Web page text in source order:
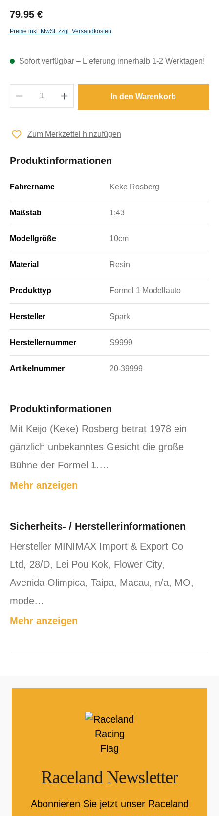
79,95 €
Preise inkl. MwSt. zzgl. Versandkosten
Sofort verfügbar – Lieferung innerhalb 1-2 Werktagen!
Produkt Anzahl: Gib den gewünschten
In den Warenkorb
Zum Merkzettel hinzufügen
Produktinformationen
Fahrername Keke Rosberg
Maßstab 1:43
Modellgröße 10cm
Material Resin
Produkttyp Formel 1 Modellauto
Hersteller Spark
Herstellernummer S9999
Artikelnummer 20-39999
Produktinformationen
Mit Keijo (Keke) Rosberg betrat 1978 ein
gänzlich unbekanntes Gesicht die große
Bühne der Formel 1.…
Mehr anzeigen
Sicherheits- / Herstellerinformationen
Hersteller MINIMAX Import & Export Co
Ltd, 28/D, Lei Pou Kok, Flower City,
Avenida Olimpica, Taipa, Macau, n/a, MO,
mode…
Mehr anzeigen
Raceland Newsletter
Abonnieren Sie jetzt unser Raceland